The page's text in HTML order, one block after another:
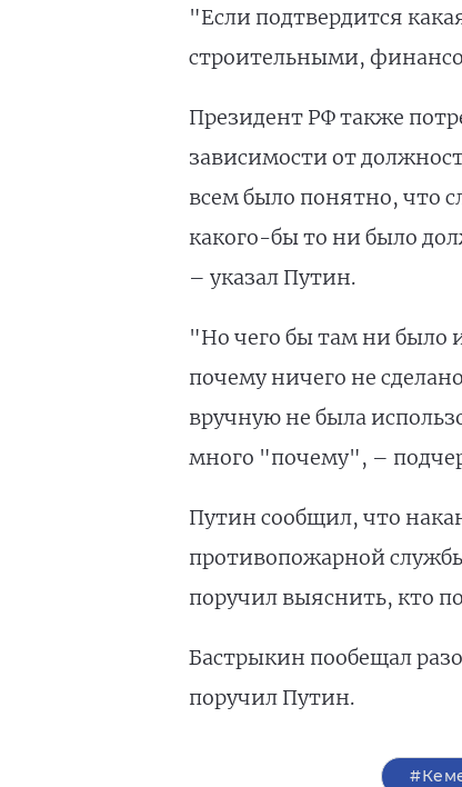
"Если подтвердится
строительными,
Президент РФ также
зависимости от
всем было понятно, что
какого-бы то ни было
– указал Путин.
"Но чего бы там ни было
почему ничего не
вручную не была
много "почему", –
Путин сообщил, что
противопожарной
поручил выяснить, кто
Бастрыкин пообещал
поручил Путин.